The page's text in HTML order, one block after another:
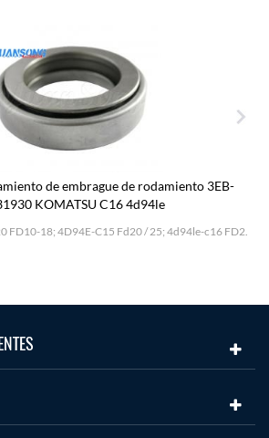
de embrague de rodamiento 3EB-
KOMATSU C16 4d94le
FD10-18; 4D94E-C15 Fd20 / 25; 4d94le-c16 FD2.